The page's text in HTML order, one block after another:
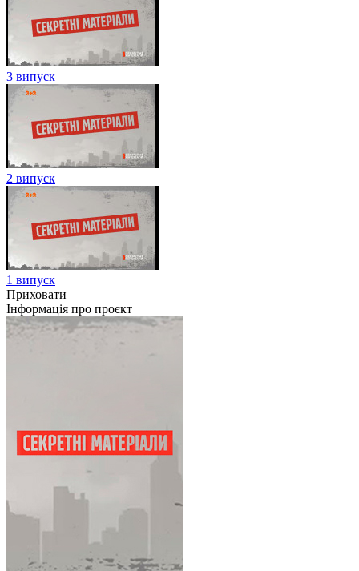
3 випуск
2 випуск
1 випуск
Приховати
Інформація про проєкт